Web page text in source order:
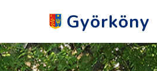
Györköny